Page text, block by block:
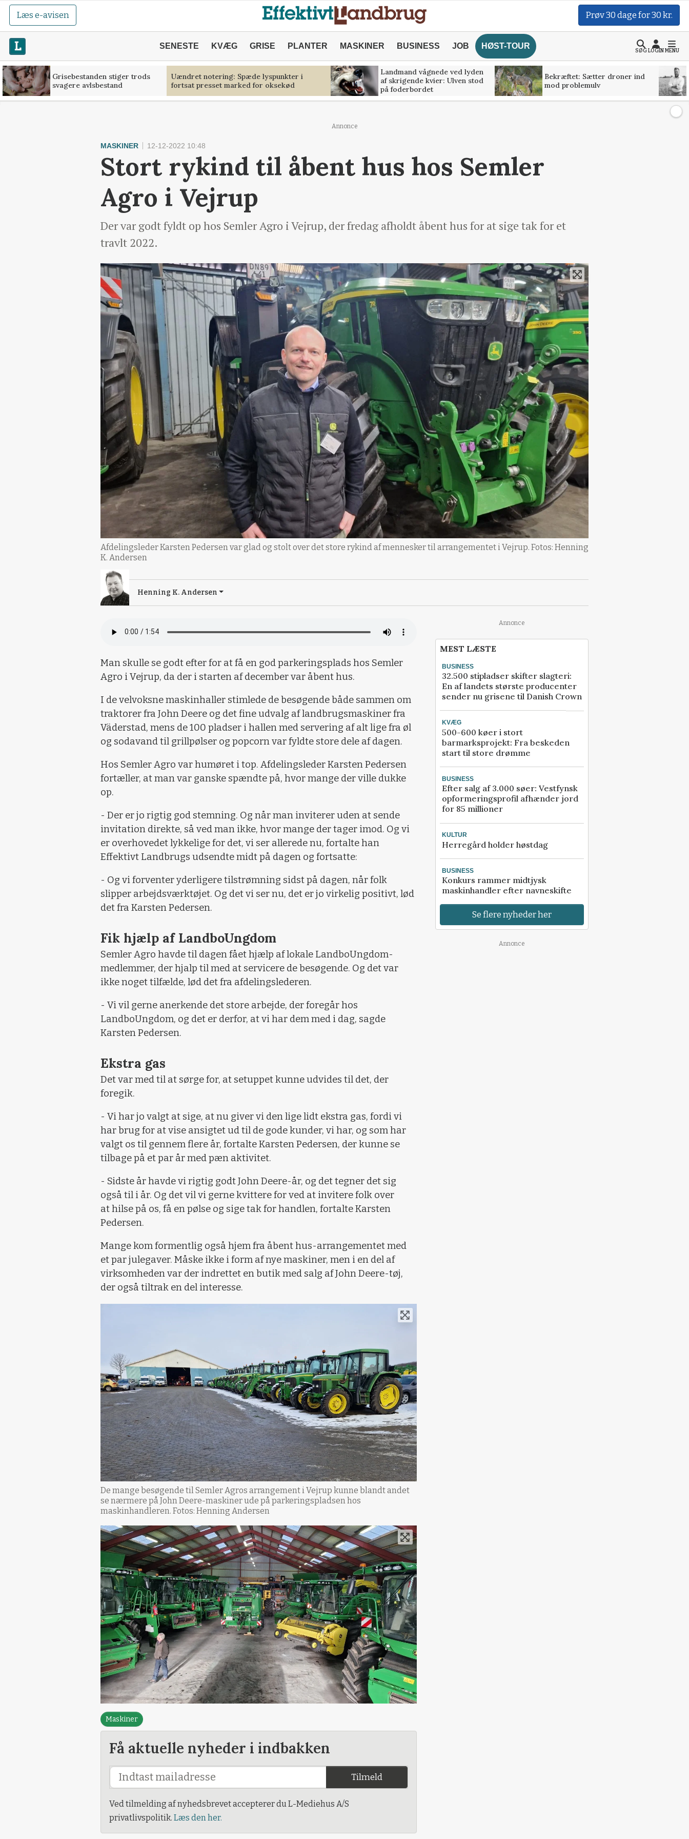
Læs e-avisen Prøv 30 dage for 30 kr.
SENESTE KVÆG GRISE PLANTER MASKINER BUSINESS JOB HØST-TOUR
SØGLOGINMENU
Grisebestanden stiger trods
svagere avlsbestand
Uændret notering: Spæde lyspunkter i
fortsat presset marked for oksekød
Landmand vågnede ved lyden
af skrigende kvier: Ulven stod
på foderbordet
Bekræftet: Sætter droner ind
mod problemulv
Annonce
MASKINER 12-12-2022 10:48
Stort rykind til åbent hus hos Semler
Agro i Vejrup
Der var godt fyldt op hos Semler Agro i Vejrup, der fredag afholdt åbent hus for at sige tak for et
travlt 2022.
Afdelingsleder Karsten Pedersen var glad og stolt over det store rykind af mennesker til arrangementet i Vejrup. Fotos: Henning
K. Andersen
Henning K. Andersen
Man skulle se godt efter for at få en god parkeringsplads hos Semler
Agro i Vejrup, da der i starten af december var åbent hus.
I de velvoksne maskinhaller stimlede de besøgende både sammen om
traktorer fra John Deere og det fine udvalg af landbrugsmaskiner fra
Väderstad, mens de 100 pladser i hallen med servering af alt lige fra øl
og sodavand til grillpølser og popcorn var fyldte store dele af dagen.
Hos Semler Agro var humøret i top. Afdelingsleder Karsten Pedersen
fortæller, at man var ganske spændte på, hvor mange der ville dukke
op.
- Der er jo rigtig god stemning. Og når man inviterer uden at sende
invitation direkte, så ved man ikke, hvor mange der tager imod. Og vi
er overhovedet lykkelige for det, vi ser allerede nu, fortalte han
Effektivt Landbrugs udsendte midt på dagen og fortsatte:
- Og vi forventer yderligere tilstrømning sidst på dagen, når folk
slipper arbejdsværktøjet. Og det vi ser nu, det er jo virkelig positivt, lød
det fra Karsten Pedersen.
Fik hjælp af LandboUngdom
Semler Agro havde til dagen fået hjælp af lokale LandboUngdom-
medlemmer, der hjalp til med at servicere de besøgende. Og det var
ikke noget tilfælde, lød det fra afdelingslederen.
- Vi vil gerne anerkende det store arbejde, der foregår hos
LandboUngdom, og det er derfor, at vi har dem med i dag, sagde
Karsten Pedersen.
Ekstra gas
Det var med til at sørge for, at setuppet kunne udvides til det, der
foregik.
- Vi har jo valgt at sige, at nu giver vi den lige lidt ekstra gas, fordi vi
har brug for at vise ansigtet ud til de gode kunder, vi har, og som har
valgt os til gennem flere år, fortalte Karsten Pedersen, der kunne se
tilbage på et par år med pæn aktivitet.
- Sidste år havde vi rigtig godt John Deere-år, og det tegner det sig
også til i år. Og det vil vi gerne kvittere for ved at invitere folk over
at hilse på os, få en pølse og sige tak for handlen, fortalte Karsten
Pedersen.
Mange kom formentlig også hjem fra åbent hus-arrangementet med
et par julegaver. Måske ikke i form af nye maskiner, men i en del af
virksomheden var der indrettet en butik med salg af John Deere-tøj,
der også tiltrak en del interesse.
De mange besøgende til Semler Agros arrangement i Vejrup kunne blandt andet
se nærmere på John Deere-maskiner ude på parkeringspladsen hos
maskinhandleren. Fotos: Henning Andersen
Maskiner
Få aktuelle nyheder i indbakken
Tilmeld
Ved tilmelding af nyhedsbrevet accepterer du L-Mediehus A/S
privatlivspolitik. Læs den her.
Annonce
MEST LÆSTE
BUSINESS
32.500 stipladser skifter slagteri:
En af landets største producenter
sender nu grisene til Danish Crown
KVÆG
500-600 køer i stort
barmarksprojekt: Fra beskeden
start til store drømme
BUSINESS
Efter salg af 3.000 søer: Vestfynsk
opformeringsprofil afhænder jord
for 85 millioner
KULTUR
Herregård holder høstdag
BUSINESS
Konkurs rammer midtjysk
maskinhandler efter navneskifte
Se flere nyheder her
Annonce